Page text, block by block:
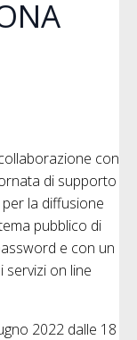
con
di supporto
per la diffusione
pubblico di
e con un
servizi on line
2022 dalle 18